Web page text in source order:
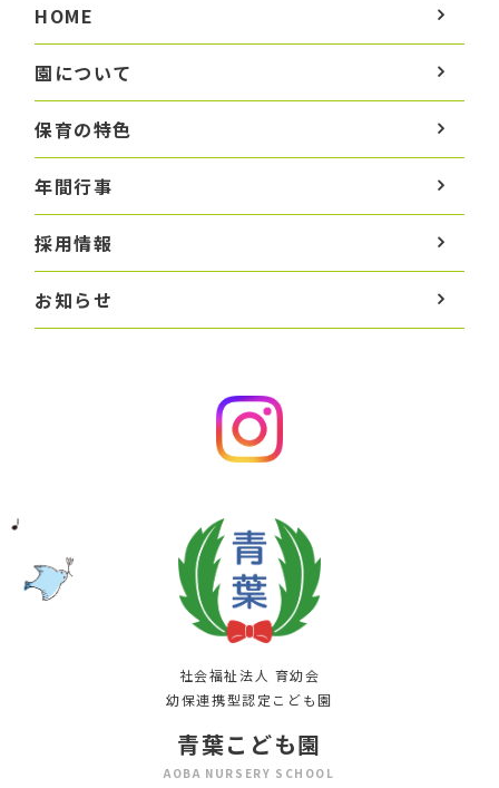
HOME
園について
保育の特色
年間行事
採用情報
お知らせ
社会福祉法人 育幼会
幼保連携型認定こども園
青葉こども園
AOBA NURSERY SCHOOL